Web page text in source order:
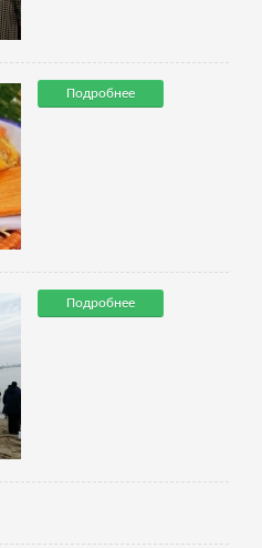
Подробнее
Подробнее